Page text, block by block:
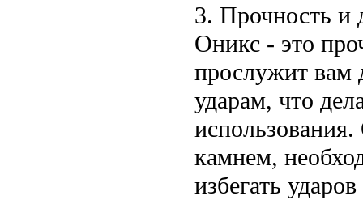
3. Прочность и
Оникс - это
прослужит вам
ударам, что
камнем,
избегать